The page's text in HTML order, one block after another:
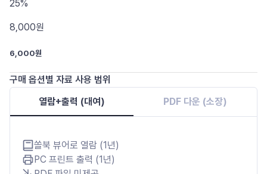
25%
8,000원
6,000원
구매 옵션별 자료 사용 범위
열람+출력 (대여)
PDF 다운 (소장)
쏠북 뷰어로 열람 (1년)
PC 프린트 출력 (1년)